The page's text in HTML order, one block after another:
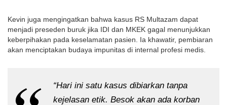
Kevin juga mengingatkan bahwa kasus RS Multazam dapat
menjadi preseden buruk jika IDI dan MKEK gagal menunjukkan
keberpihakan pada keselamatan pasien. Ia khawatir, pembiaran
akan menciptakan budaya impunitas di internal profesi medis.
“Hari ini satu kasus dibiarkan tanpa
kejelasan etik. Besok akan ada korban